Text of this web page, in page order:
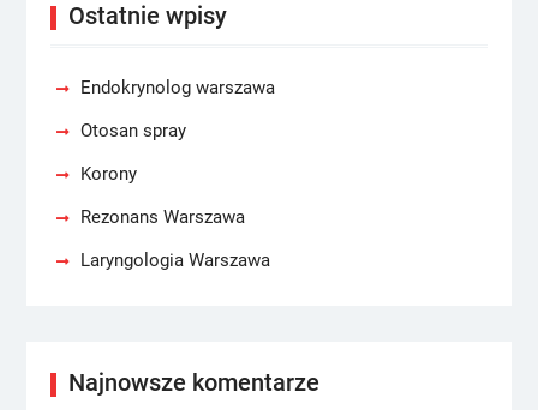
Ostatnie wpisy
Endokrynolog warszawa
Otosan spray
Korony
Rezonans Warszawa
Laryngologia Warszawa
Najnowsze komentarze